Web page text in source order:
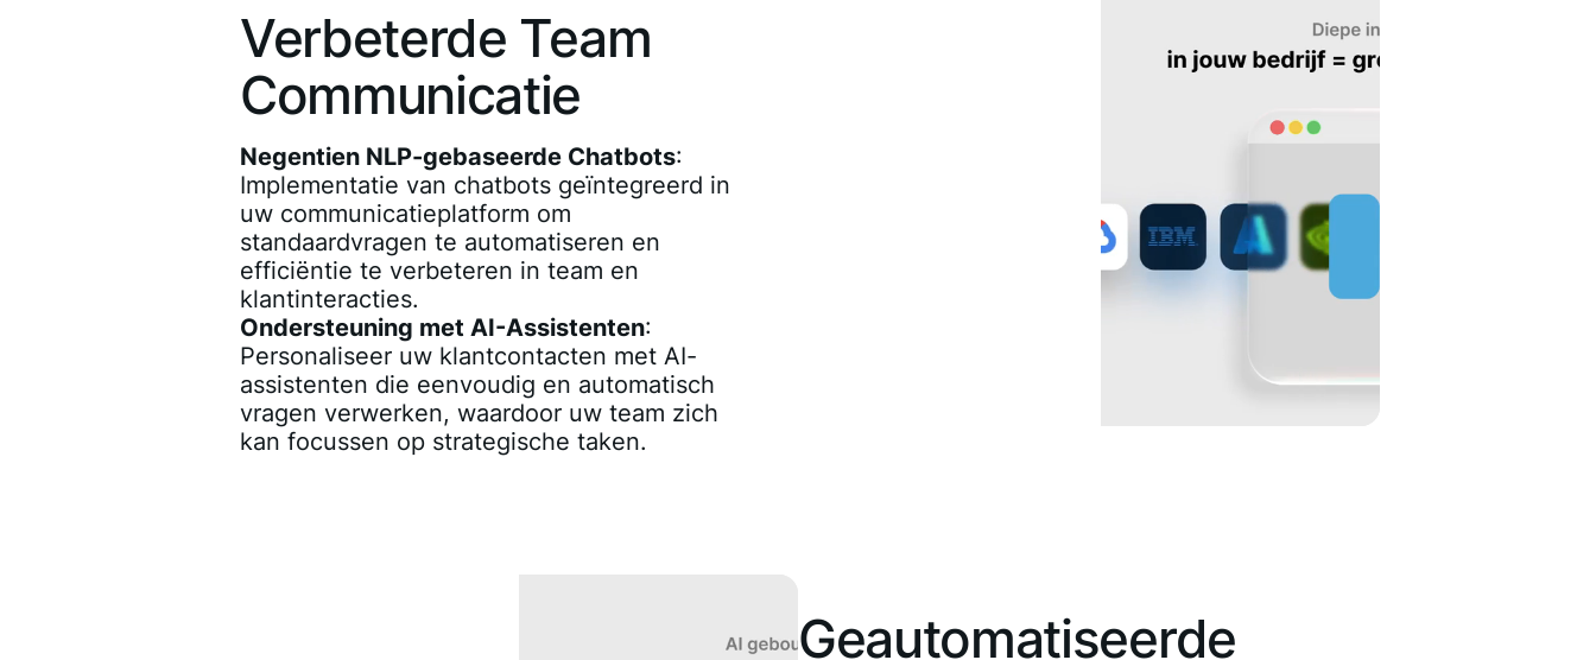
Verbeterde Team
Communicatie
Negentien NLP-gebaseerde Chatbots:
Implementatie van chatbots geïntegreerd in
uw communicatieplatform om
standaardvragen te automatiseren en
efficiëntie te verbeteren in team en
klantinteracties.
Ondersteuning met AI-Assistenten:
Personaliseer uw klantcontacten met AI-
assistenten die eenvoudig en automatisch
vragen verwerken, waardoor uw team zich
kan focussen op strategische taken.
Geautomatiseerde